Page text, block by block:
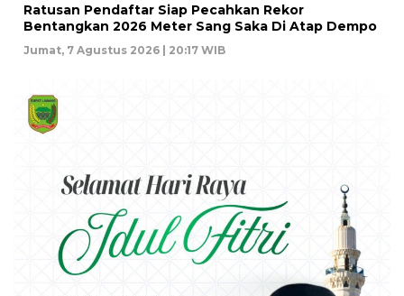
Ratusan Pendaftar Siap Pecahkan Rekor
Bentangkan 2026 Meter Sang Saka Di Atap Dempo
Jumat, 7 Agustus 2026 | 20:17 WIB